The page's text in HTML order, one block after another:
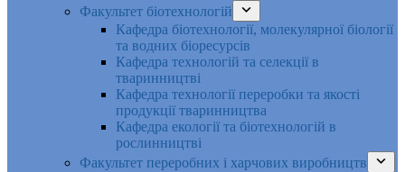
Факультет біотехнологій
Кафедра біотехнології, молекулярної біології
та водних біоресурсів
Кафедра технологій та селекції в
тваринництві
Кафедра технології переробки та якості
продукції тваринництва
Кафедра екології та біотехнологій в
рослинництві
Факультет переробних і харчових виробництв